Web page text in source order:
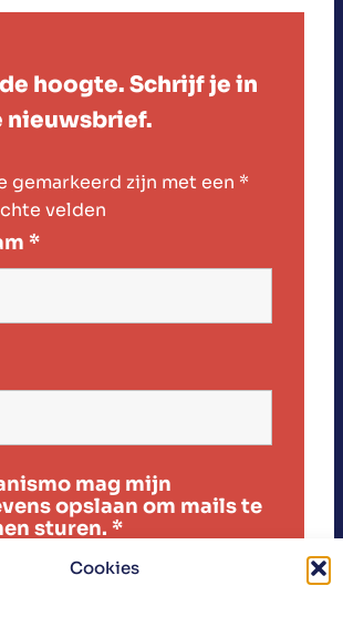
Cookies
hoogte. Schrijf je in
nieuwsbrief.
gemarkeerd zijn met een *
velden
*
mag mijn
opslaan om mails te
sturen. *